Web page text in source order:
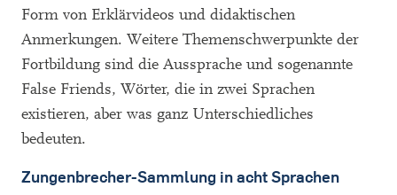
Form von Erklärvideos und didaktischen
Anmerkungen. Weitere Themenschwerpunkte der
Fortbildung sind die Aussprache und sogenannte
False Friends, Wörter, die in zwei Sprachen
existieren, aber was ganz Unterschiedliches
bedeuten.
Zungenbrecher-Sammlung in acht Sprachen